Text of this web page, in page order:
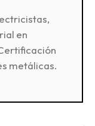
en
metálicas.